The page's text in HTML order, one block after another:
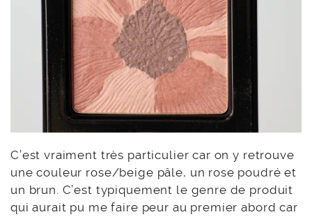
C’est vraiment très particulier car on y retrouve
une couleur rose/beige pâle, un rose poudré et
un brun. C’est typiquement le genre de produit
qui aurait pu me faire peur au premier abord car